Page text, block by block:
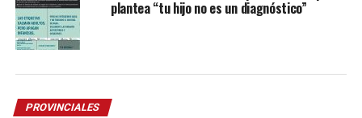
plantea “tu hijo no es un diagnóstico”
PROVINCIALES